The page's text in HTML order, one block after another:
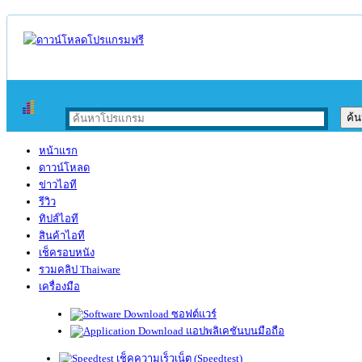
หน้าแรก
ดาวน์โหลด
ข่าวไอที
รีวิว
ทิปส์ไอที
สินค้าไอที
เช็ครอบหนัง
รวมคลิป Thaiware
เครื่องมือ
ซอฟต์แวร์
แอปพลิเคชันบนมือถือ
เช็คความเร็วเน็ต (Speedtest)